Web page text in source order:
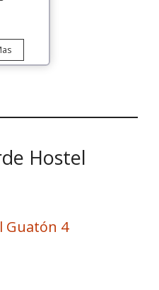
Tour
Isla
Hostel
Guatón 4